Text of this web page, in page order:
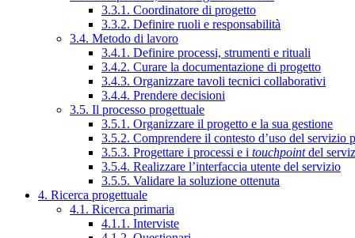
3.3.1. Coordinatore di progetto
3.3.2. Definire ruoli e responsabilità
3.4. Metodo di lavoro
3.4.1. Definire processi, strumenti e rituali
3.4.2. Curare la documentazione di progetto
3.4.3. Organizzare tavoli tecnici collaborativi
3.4.4. Prendere decisioni
3.5. Il processo progettuale
3.5.1. Organizzare il progetto e la sua gestione
3.5.2. Comprendere il contesto d’uso del servizio
3.5.3. Progettare i processi e i touchpointdel
3.5.4. Realizzare l’interfaccia utente del servizio
3.5.5. Validare la soluzione ottenuta
4. Ricerca progettuale
4.1. Ricerca primaria
4.1.1. Interviste